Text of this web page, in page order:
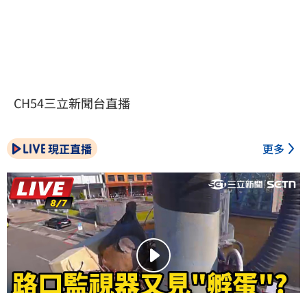
CH54三立新聞台直播
現正直播 更多